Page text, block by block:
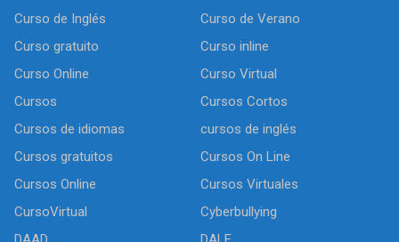
Curso de Inglés
Curso de Verano
Curso gratuito
Curso inline
Curso Online
Curso Virtual
Cursos
Cursos Cortos
Cursos de idiomas
cursos de inglés
Cursos gratuitos
Cursos On Line
Cursos Online
Cursos Virtuales
CursoVirtual
Cyberbullying